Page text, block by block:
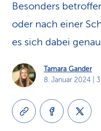
Besonders
oder nach einer
es sich dabei
Tamara Gander
8. Januar 2024 |